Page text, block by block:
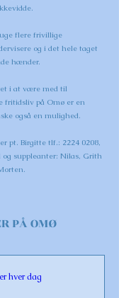
flere frivillige
og i det hele taget
hænder.
i at være med til
fritidsliv på Omø er en
også en mulighed.
pt. Birgitte tlf.: 2224 0208,
og suppleanter: Nilas, Grith
PÅ OMØ
hver dag